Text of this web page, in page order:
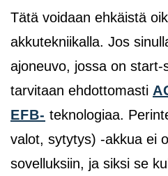
Tätä voidaan ehkäistä
akkutekniikalla. Jos
ajoneuvo, jossa on start-
tarvitaan ehdottomasti
EFB- teknologiaa.
valot, sytytys) -akkua ei
sovelluksiin, ja siksi se